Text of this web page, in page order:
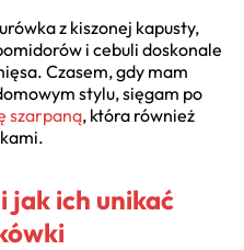
z kiszonej kapusty,
i cebuli doskonale
Czasem, gdy mam
stylu, sięgam po
szarpaną, która również
jak ich unikać